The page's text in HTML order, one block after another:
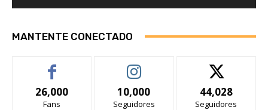
MANTENTE CONECTADO
26,000
Fans
10,000
Seguidores
44,028
Seguidores